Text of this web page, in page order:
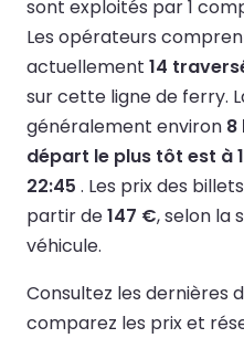
sont exploités par 1
Les opérateurs
actuellement 14
sur cette ligne de ferry.
généralement environ 8
départ le plus tôt est à
22:45 . Les prix des
partir de147 €, selon la
véhicule.
Consultez les dernières
comparez les prix et